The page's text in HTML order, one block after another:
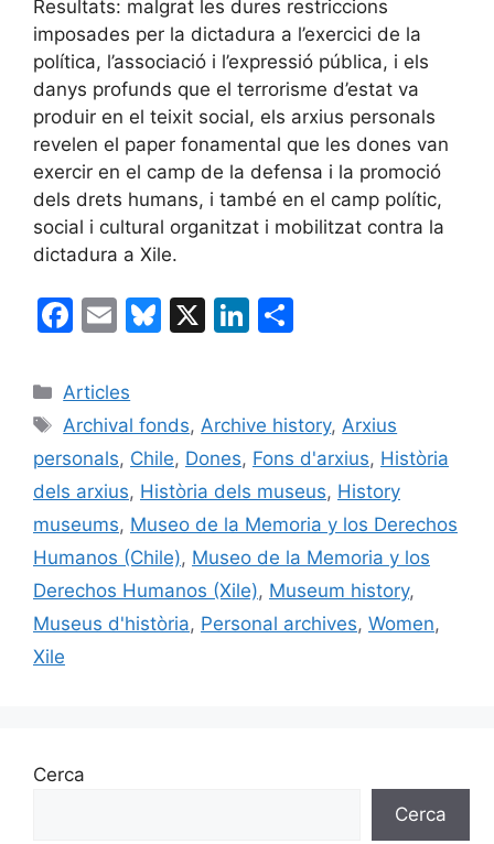
Resultats: malgrat les dures restriccions
imposades per la dictadura a l’exercici de la
política, l’associació i l’expressió pública, i els
danys profunds que el terrorisme d’estat va
produir en el teixit social, els arxius personals
revelen el paper fonamental que les dones van
exercir en el camp de la defensa i la promoció
dels drets humans, i també en el camp polític,
social i cultural organitzat i mobilitzat contra la
dictadura a Xile.
F
c
e
b
o
o
k
E
ai
l
Bl
s
k
y
X
Li
e
dI
n
p
ar
te
ix
Categories
Articles
Etiquetes
Archival fonds, Archive history, Arxius
personals, Chile, Dones, Fons d'arxius, Història
dels arxius, Història dels museus, History
museums, Museo de la Memoria y los Derechos
Humanos (Chile), Museo de la Memoria y los
Derechos Humanos (Xile), Museum history,
Museus d'història, Personal archives, Women,
Xile
Cerca
Cerca